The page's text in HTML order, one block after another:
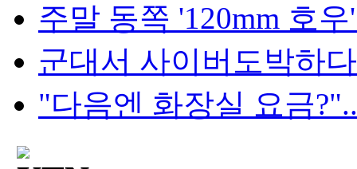
주말 동쪽 '120mm 호
군대서 사이버도박하
"다음엔 화장실 요금